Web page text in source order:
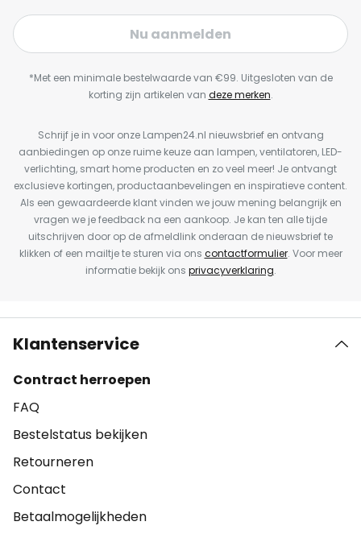
Nu aanmelden
*Met een minimale bestelwaarde van €99. Uitgesloten van de
korting zijn artikelen van deze merken.
Schrijf je in voor onze Lampen24.nl nieuwsbrief en ontvang
aanbiedingen op onze ruime keuze aan lampen, ventilatoren, LED-
verlichting, smart home producten en zo veel meer! Je ontvangt
exclusieve kortingen, productaanbevelingen en inspiratieve content.
Als een gewaardeerde klant vinden we jouw mening belangrijk en
vragen we je feedback na een aankoop. Je kan ten alle tijde
uitschrijven door op de afmeldlink onderaan de nieuwsbrief te
klikken of een mailtje te sturen via ons contactformulier. Voor meer
informatie bekijk ons privacyverklaring.
Klantenservice
Contract herroepen
FAQ
Bestelstatus bekijken
Retourneren
Contact
Betaalmogelijkheden